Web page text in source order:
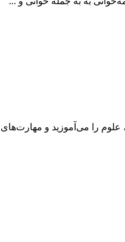
را می‌آموزید و مهارت‌های